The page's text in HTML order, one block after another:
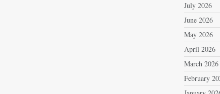
July 2026
June 2026
May 2026
April 2026
March 2026
February